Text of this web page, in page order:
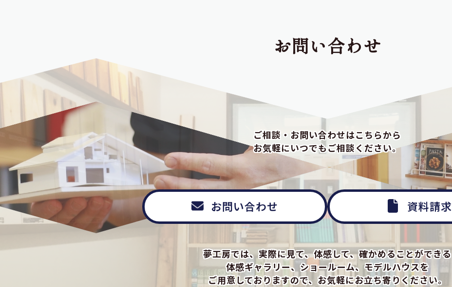
お問い合わせ
ご相談・お問い合わせはこちらから
お気軽にいつでもご相談ください。
お問い合わせ 資料請求
夢工房では、実際に見て、体感して、確かめることができる
体感ギャラリー、ショールーム、モデルハウスを
ご用意しておりますので、お気軽にお立ち寄りください。